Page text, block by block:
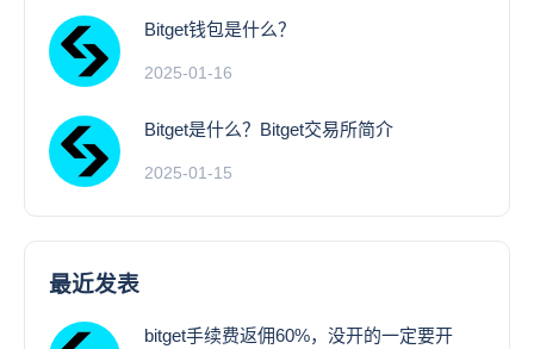
Bitget钱包是什么？
2025-01-16
Bitget是什么？Bitget交易所简介
2025-01-15
最近发表
bitget手续费返佣60%，没开的一定要开